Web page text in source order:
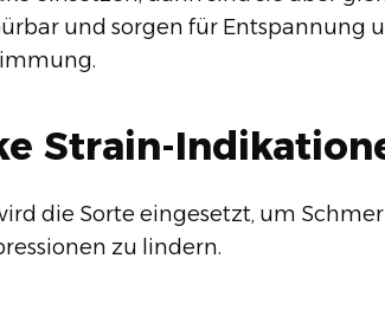
und sorgen für Entspannung
Strain-
die Sorte eingesetzt, um
zu lindern.